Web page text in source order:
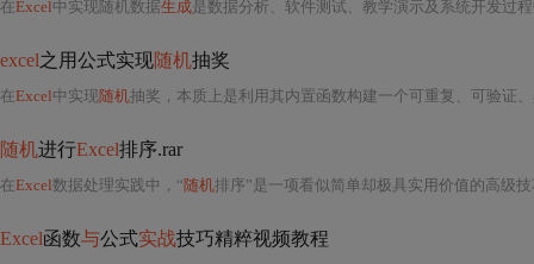
在Excel中实现随机数据生成是数据分析、软件测试、教学演示及系统开发过
excel之用公式实现随机抽奖
在Excel中实现随机抽奖，本质上是利用其内置函数构建一个可重复、可验证
随机进行Excel排序.rar
在Excel数据处理实践中，“随机排序”是一项看似简单却极具实用价值的高级
Excel函数与公式实战技巧精粹视频教程